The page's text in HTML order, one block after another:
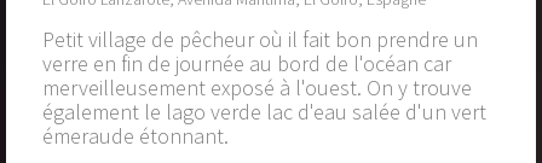
Petit village de pêcheur où il fait bon prendre un
verre en fin de journée au bord de l'océan car
merveilleusement exposé à l'ouest. On y trouve
également le lago verde lac d'eau salée d'un vert
émeraude étonnant.